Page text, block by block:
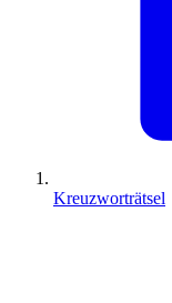
Kreuzworträtsel